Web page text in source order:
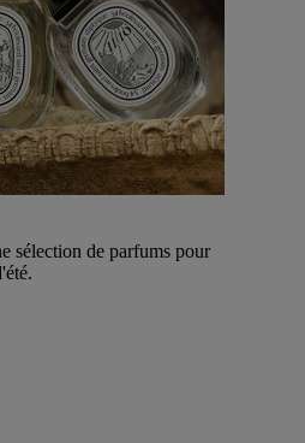
sélection de parfums pour